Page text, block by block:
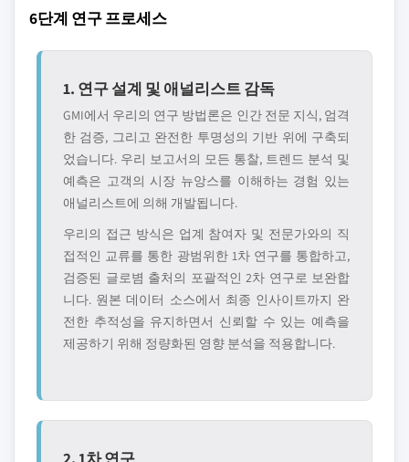
6단계 연구 프로세스
1. 연구 설계 및 애널리스트 감독
GMI에서 우리의 연구 방법론은 인간 전문 지식, 엄격
한 검증, 그리고 완전한 투명성의 기반 위에 구축되
었습니다. 우리 보고서의 모든 통찰, 트렌드 분석 및
예측은 고객의 시장 뉴앙스를 이해하는 경험 있는
애널리스트에 의해 개발됩니다.
우리의 접근 방식은 업계 참여자 및 전문가와의 직
접적인 교류를 통한 광범위한 1차 연구를 통합하고,
검증된 글로볌 출처의 포괄적인 2차 연구로 보완합
니다. 원본 데이터 소스에서 최종 인사이트까지 완
전한 추적성을 유지하면서 신뢰할 수 있는 예측을
제공하기 위해 정량화된 영향 분석을 적용합니다.
2. 1차 연구